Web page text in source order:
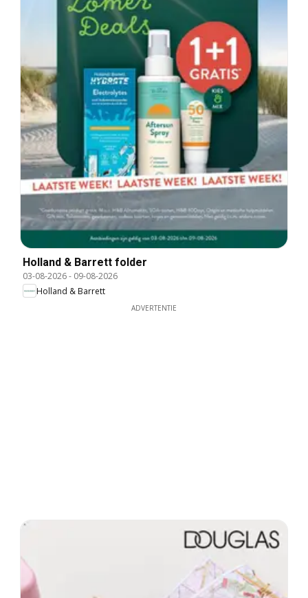
Holland & Barrett folder
03-08-2026- 09-08-2026
Holland & Barrett
ADVERTENTIE